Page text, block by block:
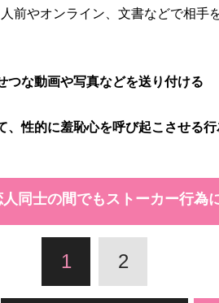
前やオンライン、文書などで相
つな動画や写真などを送り付ける
、性的に羞恥心を呼び起こさせる行
同士の間でもストーカー行為
1 2